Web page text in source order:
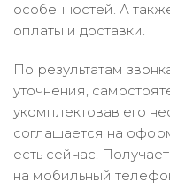
особенностей. А
оплаты и доставки.
По результатам
уточнения,
укомплектовав его
соглашается на
есть сейчас.
на мобильный